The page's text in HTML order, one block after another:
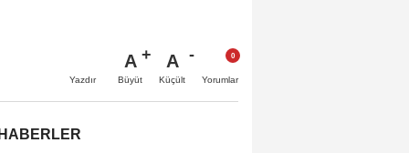
Yazdır
A
Büyüt
A
Küçült Yorumlar